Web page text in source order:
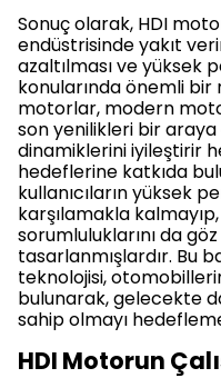
Sonuç olarak, HDI
endüstrisinde yakıt
azaltılması ve yüksek
konularında önemli bir
motorlar, modern
son yenilikleri bir
dinamiklerini iyileştirir
hedeflerine katkıda
kullanıcıların yüksek
karşılamakla
sorumluluklarını da
tasarlanmışlardır. Bu
teknolojisi,
bulunarak, gelecekte
sahip olmayı
HDI Motorun